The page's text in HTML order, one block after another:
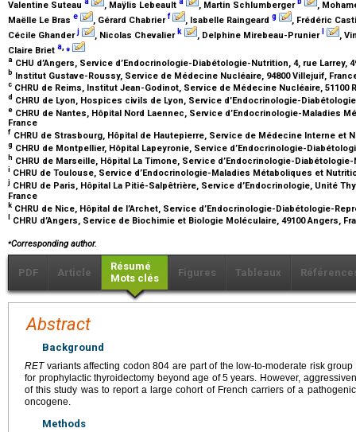
Valentine Suteau
, Maÿlis Lebeault , Martin Schlumberger
,
Maëlle Le Bras e , Gérard Chabrierf , Isabelle Raingeard g
, Frédéric
Cécile Ghanderj , Nicolas Chevalier k , Delphine Mirebeau-Prunier
,
Claire Briet a,⁎
a CHU d’Angers, Service d’Endocrinologie-Diabétologie-Nutrition, 4, rue Larrey,
b Institut Gustave-Roussy, Service de Médecine Nucléaire, 94800 Villejuif,
c CHRU de Reims, Institut Jean-Godinot, Service de Médecine Nucléaire, 51100
d CHRU de Lyon, Hospices civils de Lyon, Service d’Endocrinologie-
e CHRU de Nantes, Hôpital Nord Laennec, Service d’Endocrinologie-Maladies
France
f CHRU de Strasbourg, Hôpital de Hautepierre, Service de Médecine Interne et
g CHRU de Montpellier, Hôpital Lapeyronie, Service d’Endocrinologie-
h CHRU de Marseille, Hôpital La Timone, Service d’Endocrinologie-
i CHRU de Toulouse, Service d’Endocrinologie-Maladies Métaboliques et
j CHRU de Paris, Hôpital La Pitié-Salpêtrière, Service d’Endocrinologie, Unité
France
k CHRU de Nice, Hôpital de l’Archet, Service d’Endocrinologie-Diabétologie-
CHRU d’Angers, Service de Biochimie et Biologie Moléculaire, 49100 Angers,
⁎Corresponding author.
PDF Article
Résumé
Mots clés
Figures Tableaux
Abstract
Background
RETvariants affecting codon 804 are part of the low-to-moderate risk
for prophylactic thyroidectomy beyond age of 5 years. However,
of this study was to report a large cohort of French carriers of a
oncogene.
Methods